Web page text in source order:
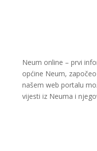
Neum online – prvi
općine Neum,
našem web portalu
vijesti iz Neuma i